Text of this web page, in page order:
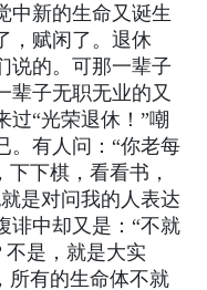
中新的生命又诞生
，赋闲了。退休
说的。可那一辈子
辈子无职无业的又
过“光荣退休！”嘲
。有人问：“你老每
下棋，看看书，
是对问我的人表达
诽中却又是：“不就
不是，就是大实
所有的生命体不就